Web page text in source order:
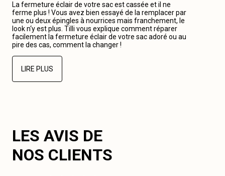
La fermeture éclair de votre sac est cassée et il ne
ferme plus ! Vous avez bien essayé de la remplacer par
une ou deux épingles à nourrices mais franchement, le
look n‘y est plus. Tilli vous explique comment réparer
facilement la fermeture éclair de votre sac adoré ou au
pire des cas, comment la changer !
LIRE PLUS
LES AVIS DE
NOS CLIENTS